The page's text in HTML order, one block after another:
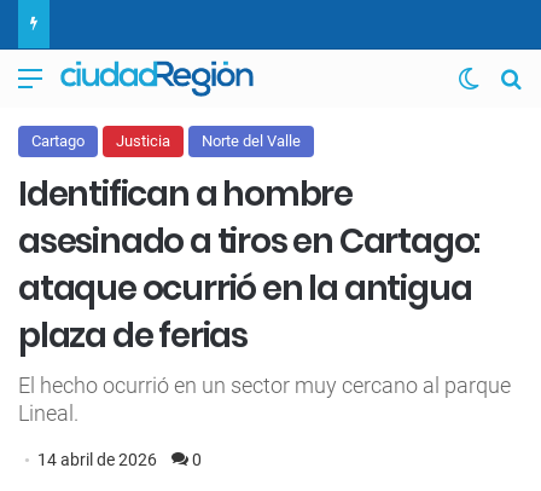
Menú
Cartago Justicia Norte del Valle
Identifican a hombre
asesinado a tiros en Cartago:
ataque ocurrió en la antigua
plaza de ferias
El hecho ocurrió en un sector muy cercano al parque
Lineal.
14 abril de 2026 0